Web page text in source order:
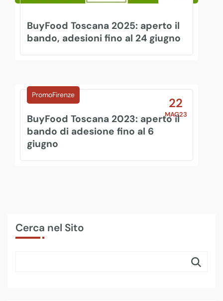
BuyFood Toscana 2025: aperto il
bando, adesioni fino al 24 giugno
22
MAG23
PromoFirenze
BuyFood Toscana 2023: aperto il
bando di adesione fino al 6
giugno
Cerca nel Sito